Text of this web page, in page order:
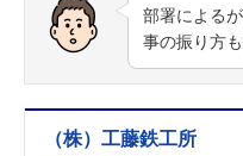
部署による
事の振り方
（株）工藤鉄工所